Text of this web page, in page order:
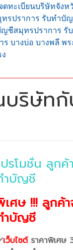
ทะเบียนบริษัทจังห
รปราการ รับทำ
ชีสมุทรปราการ
บางบ่อ บางพลี พร
ริษัทกั
รโมชั่น ลูกค้
ำบัญชี
ศษ !!! ลูกค้า
ำบัญชี
เว็บไซต์ราคาพิเศษ